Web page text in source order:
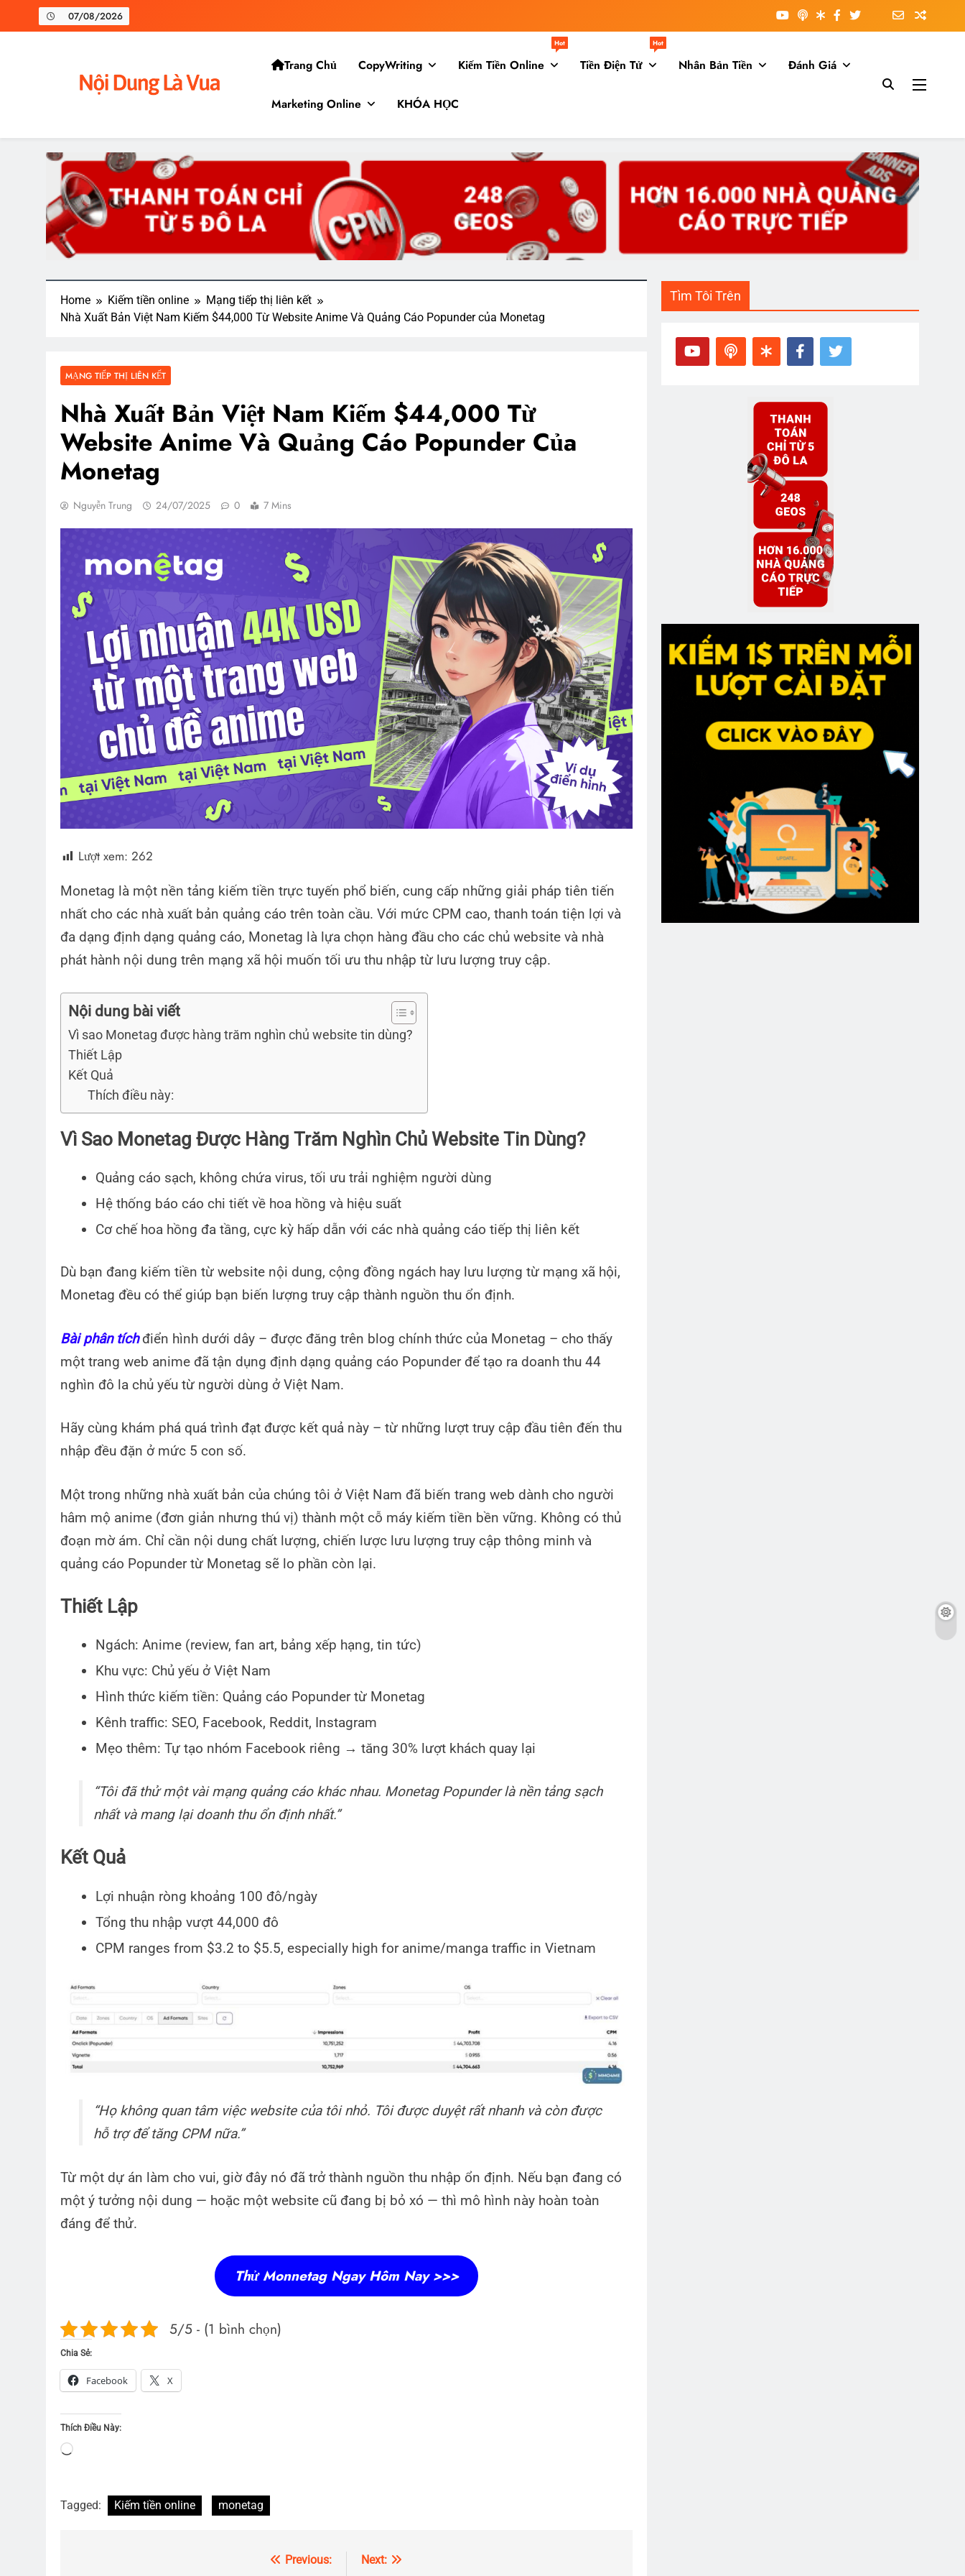
07/08/2026
Trang Chủ CopyWriting Kiếm Tiền Online
Hot
Tiền Điện Tử
Hot
Nhân Bản Tiền Đánh Giá
Marketing Online KHÓA HỌC
Home Kiếm tiền online
Mạng tiếp thị liên kết
Nhà Xuất Bản Việt Nam Kiếm $44,000 Từ Website Anime Và Quảng Cáo Popunder của Monetag
MẠNG TIẾP THỊ LIÊN KẾT
Nhà Xuất Bản Việt Nam Kiếm $44,000 Từ
Website Anime Và Quảng Cáo Popunder Của
Monetag
Nguyễn Trung 24/07/2025 0 7 Mins
Lượt xem: 262
Monetag là một nền tảng kiếm tiền trực tuyến phổ biến, cung cấp những giải pháp tiên tiến
nhất cho các nhà xuất bản quảng cáo trên toàn cầu. Với mức CPM cao, thanh toán tiện lợi và
đa dạng định dạng quảng cáo, Monetag là lựa chọn hàng đầu cho các chủ website và nhà
phát hành nội dung trên mạng xã hội muốn tối ưu thu nhập từ lưu lượng truy cập.
Nội dung bài viết
Vì sao Monetag được hàng trăm nghìn chủ website tin dùng?
Thiết Lập
Kết Quả
Thích điều này:
Vì Sao Monetag Được Hàng Trăm Nghìn Chủ Website Tin Dùng?
Quảng cáo sạch, không chứa virus, tối ưu trải nghiệm người dùng
Hệ thống báo cáo chi tiết về hoa hồng và hiệu suất
Cơ chế hoa hồng đa tầng, cực kỳ hấp dẫn với các nhà quảng cáo tiếp thị liên kết
Dù bạn đang kiếm tiền từ website nội dung, cộng đồng ngách hay lưu lượng từ mạng xã hội,
Monetag đều có thể giúp bạn biến lượng truy cập thành nguồn thu ổn định.
Bài phân tíchđiển hình dưới dây – được đăng trên blog chính thức của Monetag – cho thấy
một trang web anime đã tận dụng định dạng quảng cáo Popunder để tạo ra doanh thu 44
nghìn đô la chủ yếu từ người dùng ở Việt Nam.
Hãy cùng khám phá quá trình đạt được kết quả này – từ những lượt truy cập đầu tiên đến thu
nhập đều đặn ở mức 5 con số.
Một trong những nhà xuất bản của chúng tôi ở Việt Nam đã biến trang web dành cho người
hâm mộ anime (đơn giản nhưng thú vị) thành một cỗ máy kiếm tiền bền vững. Không có thủ
đoạn mờ ám. Chỉ cần nội dung chất lượng, chiến lược lưu lượng truy cập thông minh và
quảng cáo Popunder từ Monetag sẽ lo phần còn lại.
Thiết Lập
Ngách: Anime (review, fan art, bảng xếp hạng, tin tức)
Khu vực: Chủ yếu ở Việt Nam
Hình thức kiếm tiền: Quảng cáo Popunder từ Monetag
Kênh traffic: SEO, Facebook, Reddit, Instagram
Mẹo thêm: Tự tạo nhóm Facebook riêng → tăng 30% lượt khách quay lại
“Tôi đã thử một vài mạng quảng cáo khác nhau. Monetag Popunder là nền tảng sạch
nhất và mang lại doanh thu ổn định nhất.”
Kết Quả
Lợi nhuận ròng khoảng 100 đô/ngày
Tổng thu nhập vượt 44,000 đô
CPM ranges from $3.2 to $5.5, especially high for anime/manga traffic in Vietnam
“Họ không quan tâm việc website của tôi nhỏ. Tôi được duyệt rất nhanh và còn được
hỗ trợ để tăng CPM nữa.”
Từ một dự án làm cho vui, giờ đây nó đã trở thành nguồn thu nhập ổn định. Nếu bạn đang có
một ý tưởng nội dung — hoặc một website cũ đang bị bỏ xó — thì mô hình này hoàn toàn
đáng để thử.
Thử Monnetag Ngay Hôm Nay >>>
5/5 - (1 bình chọn)
Chia Sẻ:
Facebook X
Thích Điều Này:
Tagged: Kiếm tiền online monetag
Previous: Next:
Tìm Tôi Trên